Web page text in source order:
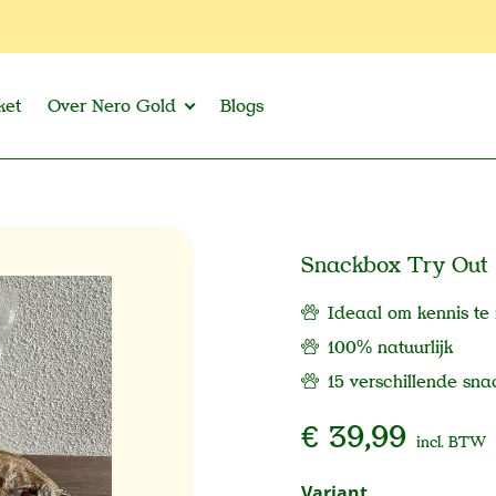
Over Nero Gold Blogs
Snackbox Try Out
Ideaal om kennis te
100% natuurlijk
15 verschillende
€ 39,99 incl. BTW